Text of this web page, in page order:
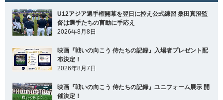
U12アジア選手権開幕を翌日に控え公式練習 桑田真澄監
督は選手たちの言動に手応え
2026年8月8日
映画『戦いの向こう 侍たちの記録』入場者プレゼント配
布決定！
2026年8月7日
映画『戦いの向こう 侍たちの記録』ユニフォーム展示 開
催決定！